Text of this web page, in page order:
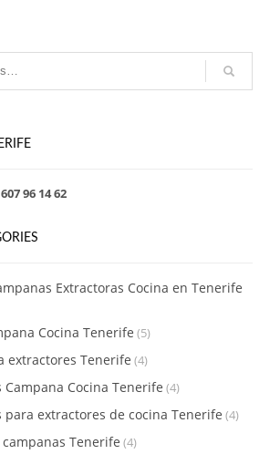
96 14 62
Extractoras Cocina en Tenerife
Cocina Tenerife (5)
extractores Tenerife (4)
Campana Cocina Tenerife (4)
para extractores de cocina Tenerife (4)
Tenerife (4)